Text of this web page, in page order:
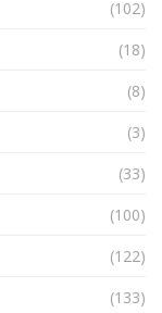
(102)
(18)
(8)
(3)
(33)
(100)
(122)
(133)